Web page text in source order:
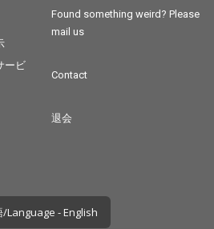
ービ
Found something weird? Please
mail us
Contact
退会
Language - English